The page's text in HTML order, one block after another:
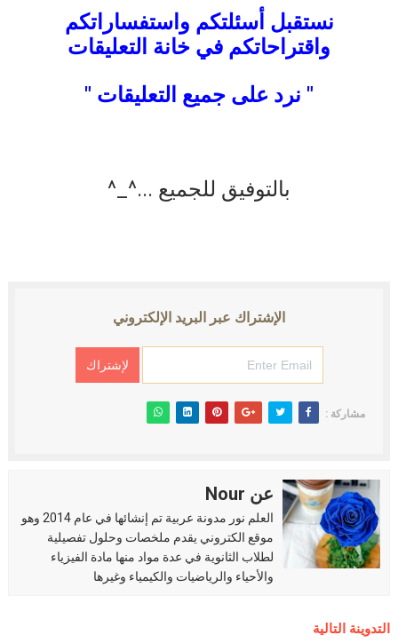
نستقبل أسئلتكم واستفساراتكم
واقتراحاتكم في خانة التعليقات
" نرد على جميع التعليقات "
بالتوفيق للجميع ...^_^
الإشتراك عبر البريد الإلكتروني
مشاركة :
عن Nour
العلم نور مدونة عربية تم إنشائها في عام 2014 وهو
موقع الكتروني يقدم ملخصات وحلول تفصيلية
لطلاب الثانوية في عدة مواد منها مادة الفيزياء
والأحياء والرياضيات والكيمياء وغيرها
التدوينة التالية